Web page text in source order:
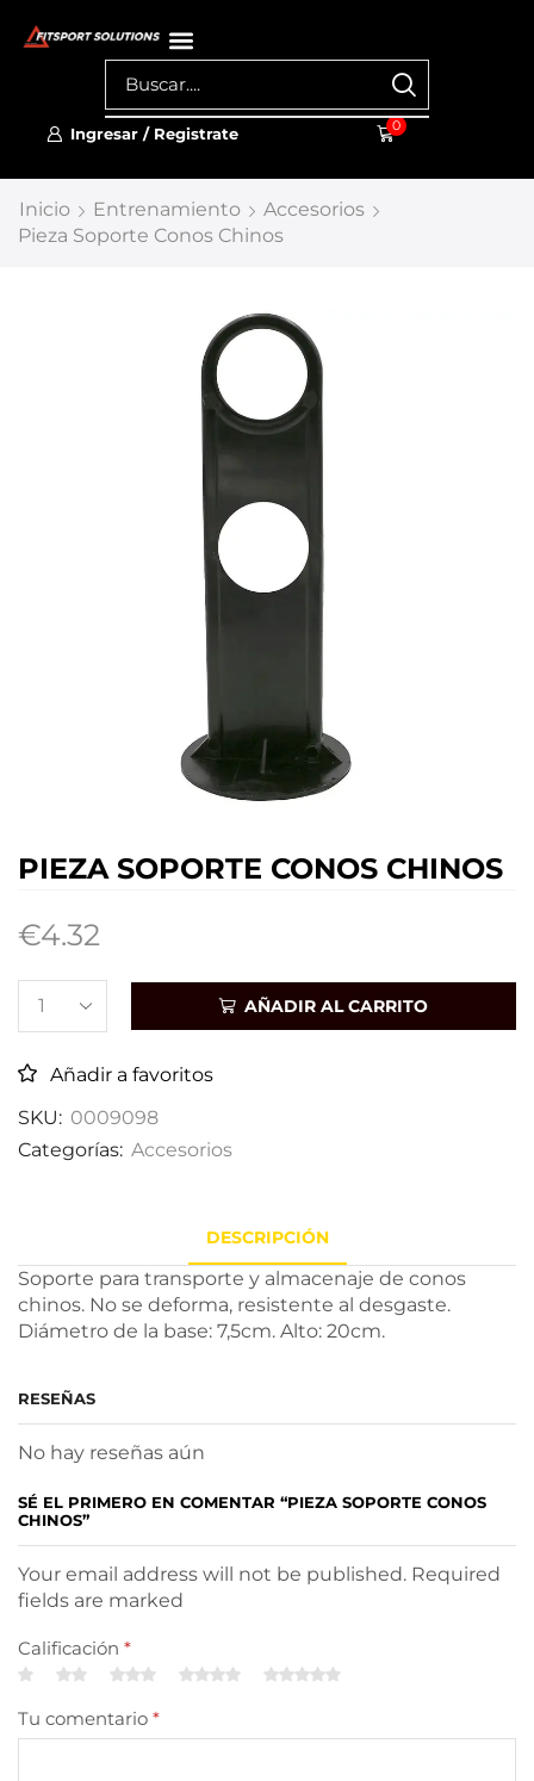
Ingresar / Registrate 0
Inicio Entrenamiento
Accesorios
Pieza Soporte Conos Chinos
PIEZA SOPORTE CONOS CHINOS
€4.32
AÑADIR AL CARRITO
Añadir a favoritos
SKU: 0009098
Categorías: Accesorios
DESCRIPCIÓN
Soporte para transporte y almacenaje de conos
chinos. No se deforma, resistente al desgaste.
Diámetro de la base: 7,5cm. Alto: 20cm.
RESEÑAS
No hay reseñas aún
SÉ EL PRIMERO EN COMENTAR “PIEZA SOPORTE CONOS
CHINOS”
Your email address will not be published. Required
fields are marked
Calificación *
Tu comentario *